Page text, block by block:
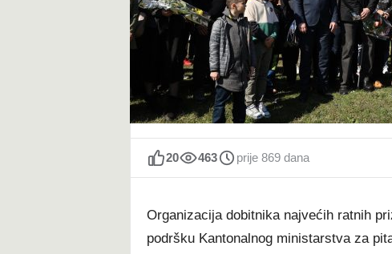
20 463 prije 869 dana
Organizacija dobitnika najvećih ratnih
podršku Kantonalnog ministarstva za